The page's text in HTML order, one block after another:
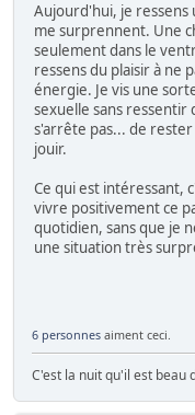
Aujourd'hui, je
me surprennent. Une
seulement dans le
ressens du plaisir à ne
énergie. Je vis une
sexuelle sans ressentir
s'arrête pas... de
jouir.
Ce qui est intéressant,
vivre positivement ce
quotidien, sans que je
une situation très
6 personnes aiment ceci.
C'est la nuit qu'il est beau